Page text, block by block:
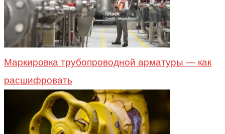
Маркировка трубопроводной арматуры — как
расшифровать